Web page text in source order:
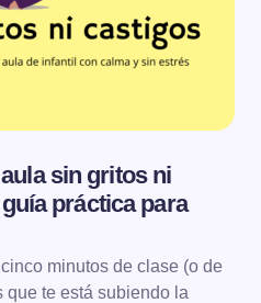
sin gritos ni
práctica para
minutos de clase (o de
que te está subiendo la